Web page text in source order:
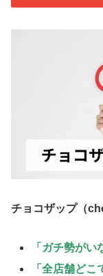
チョコザップ（
「ガチ勢がい
「全店舗どこ